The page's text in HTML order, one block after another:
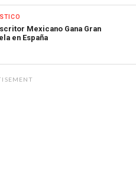
Mexicano Gana Gran
en España